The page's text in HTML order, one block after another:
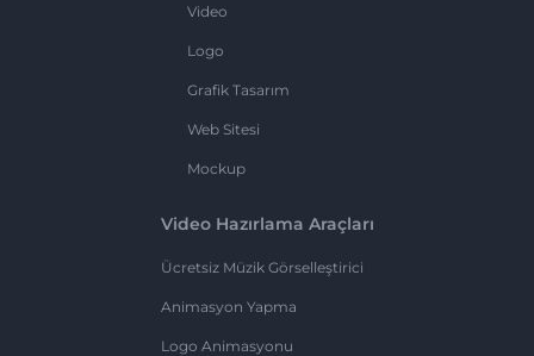
Video
Logo
Grafik Tasarım
Web Sitesi
Mockup
Video Hazırlama Araçları
Ücretsiz Müzik Görselleştirici
Animasyon Yapma
Logo Animasyonu